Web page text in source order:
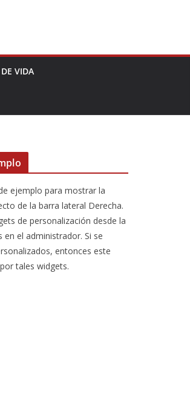
VIDA
ejemplo para mostrar la
de la barra lateral Derecha.
de personalización desde la
en el administrador. Si se
entonces este
tales widgets.